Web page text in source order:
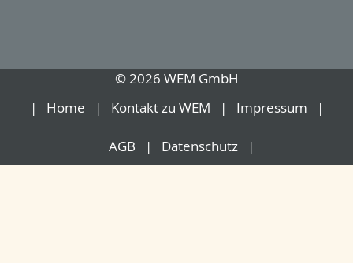
© 2026 WEM GmbH
Home
Kontakt zu WEM Impressum
AGB Datenschutz